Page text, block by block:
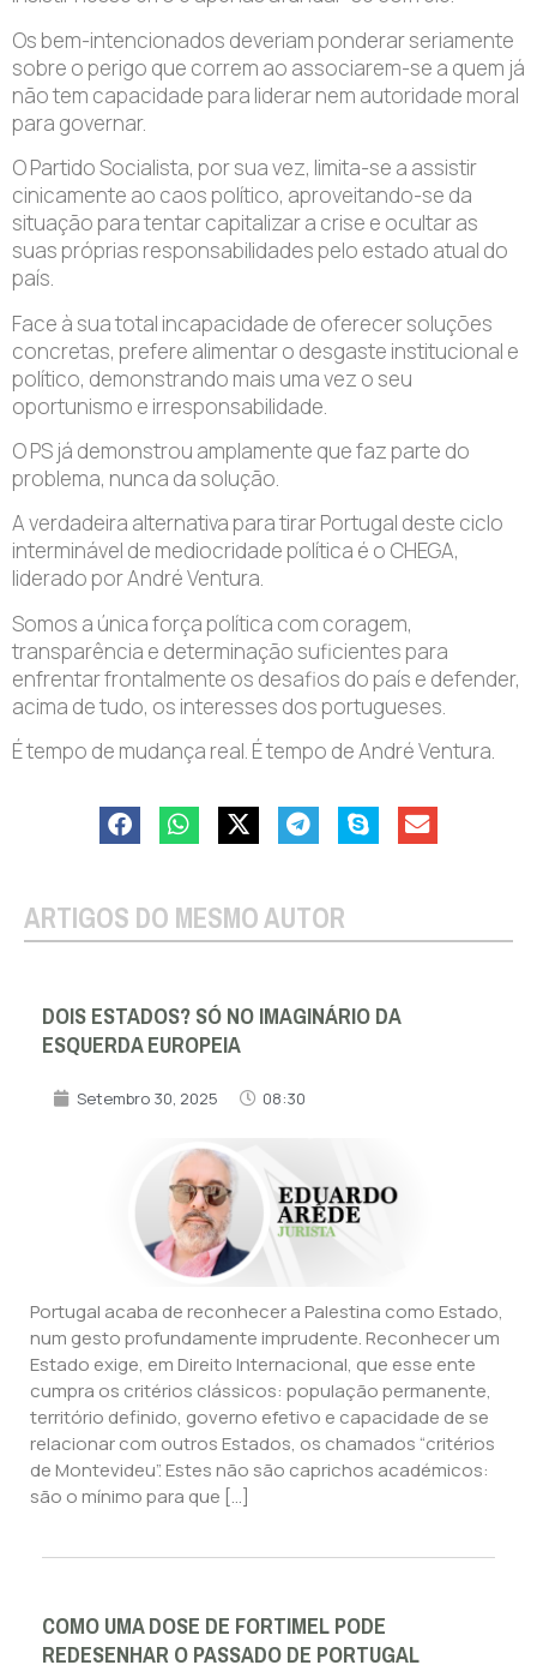
Os bem-intencionados deveriam ponderar seriamente
sobre o perigo que correm ao associarem-se a quem já
não tem capacidade para liderar nem autoridade moral
para governar.
O Partido Socialista, por sua vez, limita-se a assistir
cinicamente ao caos político, aproveitando-se da
situação para tentar capitalizar a crise e ocultar as
suas próprias responsabilidades pelo estado atual do
país.
Face à sua total incapacidade de oferecer soluções
concretas, prefere alimentar o desgaste institucional e
político, demonstrando mais uma vez o seu
oportunismo e irresponsabilidade.
O PS já demonstrou amplamente que faz parte do
problema, nunca da solução.
A verdadeira alternativa para tirar Portugal deste ciclo
interminável de mediocridade política é o CHEGA,
liderado por André Ventura.
Somos a única força política com coragem,
transparência e determinação suficientes para
enfrentar frontalmente os desafios do país e defender,
acima de tudo, os interesses dos portugueses.
É tempo de mudança real. É tempo de André Ventura.
ARTIGOS DO MESMO AUTOR
DOIS ESTADOS? SÓ NO IMAGINÁRIO DA
ESQUERDA EUROPEIA
Setembro 30, 2025 08:30
Portugal acaba de reconhecer a Palestina como Estado,
num gesto profundamente imprudente. Reconhecer um
Estado exige, em Direito Internacional, que esse ente
cumpra os critérios clássicos: população permanente,
território definido, governo efetivo e capacidade de se
relacionar com outros Estados, os chamados “critérios
de Montevideu”. Estes não são caprichos académicos:
são o mínimo para que […]
COMO UMA DOSE DE FORTIMEL PODE
REDESENHAR O PASSADO DE PORTUGAL